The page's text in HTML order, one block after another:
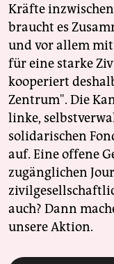
Kräfte
braucht es
und vor allem mit
für eine starke
kooperiert
Zentrum". Die
linke,
solidarischen
auf. Eine offene
zugänglichen
auch? Dann
unsere Aktion.